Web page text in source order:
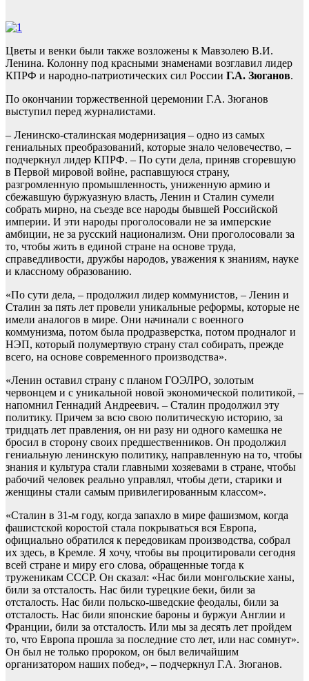
Цветы и венки были также возложены к Мавзолею В.И.
Ленина. Колонну под красными знаменами возглавил лидер
КПРФ и народно-патриотических сил России Г.А. Зюганов.
По окончании торжественной церемонии Г.А. Зюганов
выступил перед журналистами.
– Ленинско-сталинская модернизация – одно из самых
гениальных преобразований, которые знало человечество, –
подчеркнул лидер КПРФ. – По сути дела, приняв сгоревшую
в Первой мировой войне, распавшуюся страну,
разгромленную промышленность, униженную армию и
сбежавшую буржуазную власть, Ленин и Сталин сумели
собрать мирно, на съезде все народы бывшей Российской
империи. И эти народы проголосовали не за имперские
амбиции, не за русский национализм. Они проголосовали за
то, чтобы жить в единой стране на основе труда,
справедливости, дружбы народов, уважения к знаниям, науке
и классному образованию.
«По сути дела, – продолжил лидер коммунистов, – Ленин и
Сталин за пять лет провели уникальные реформы, которые не
имели аналогов в мире. Они начинали с военного
коммунизма, потом была продразверстка, потом продналог и
НЭП, который полумертвую страну стал собирать, прежде
всего, на основе современного производства».
«Ленин оставил страну с планом ГОЭЛРО, золотым
червонцем и с уникальной новой экономической политикой, –
напомнил Геннадий Андреевич. – Сталин продолжил эту
политику. Причем за всю свою политическую историю, за
тридцать лет правления, он ни разу ни одного камешка не
бросил в сторону своих предшественников. Он продолжил
гениальную ленинскую политику, направленную на то, чтобы
знания и культура стали главными хозяевами в стране, чтобы
рабочий человек реально управлял, чтобы дети, старики и
женщины стали самым привилегированным классом».
«Сталин в 31-м году, когда запахло в мире фашизмом, когда
фашистской коростой стала покрываться вся Европа,
официально обратился к передовикам производства, собрал
их здесь, в Кремле. Я хочу, чтобы вы процитировали сегодня
всей стране и миру его слова, обращенные тогда к
труженикам СССР. Он сказал: «Нас били монгольские ханы,
били за отсталость. Нас били турецкие беки, били за
отсталость. Нас били польско-шведские феодалы, били за
отсталость. Нас били японские бароны и буржуи Англии и
Франции, били за отсталость. Или мы за десять лет пройдем
то, что Европа прошла за последние сто лет, или нас сомнут».
Он был не только пророком, он был величайшим
организатором наших побед», – подчеркнул Г.А. Зюганов.